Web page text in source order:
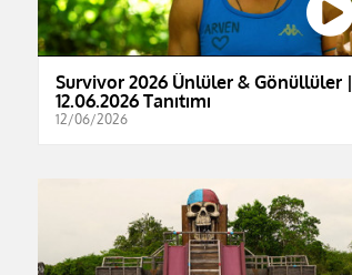
Survivor 2026 Ünlüler & Gönüllüler |
12.06.2026 Tanıtımı
12/06/2026